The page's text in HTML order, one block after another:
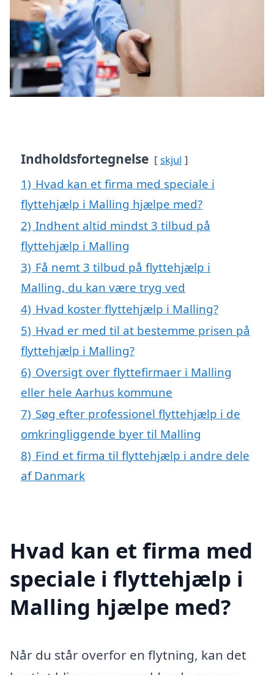
Indholdsfortegnelse skjul
1) Hvad kan et firma med speciale i
flyttehjælp i Malling hjælpe med?
2) Indhent altid mindst 3 tilbud på
flyttehjælp i Malling
3) Få nemt 3 tilbud på flyttehjælp i
Malling, du kan være tryg ved
4) Hvad koster flyttehjælp i Malling?
5) Hvad er med til at bestemme prisen på
flyttehjælp i Malling?
6) Oversigt over flyttefirmaer i Malling
eller hele Aarhus kommune
7) Søg efter professionel flyttehjælp i de
omkringliggende byer til Malling
8) Find et firma til flyttehjælp i andre dele
af Danmark
Hvad kan et firma med
speciale i flyttehjælp i
Malling hjælpe med?
Når du står overfor en flytning, kan det